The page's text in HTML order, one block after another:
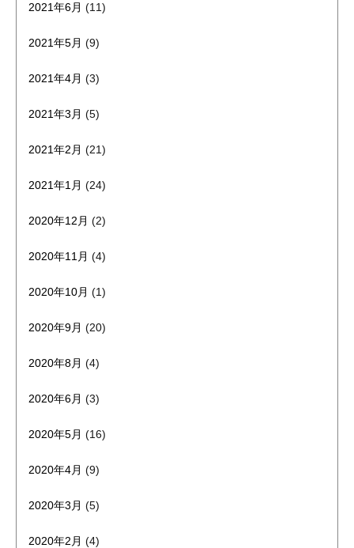
2021年6月 (11)
2021年5月 (9)
2021年4月 (3)
2021年3月 (5)
2021年2月 (21)
2021年1月 (24)
2020年12月 (2)
2020年11月 (4)
2020年10月 (1)
2020年9月 (20)
2020年8月 (4)
2020年6月 (3)
2020年5月 (16)
2020年4月 (9)
2020年3月 (5)
2020年2月 (4)